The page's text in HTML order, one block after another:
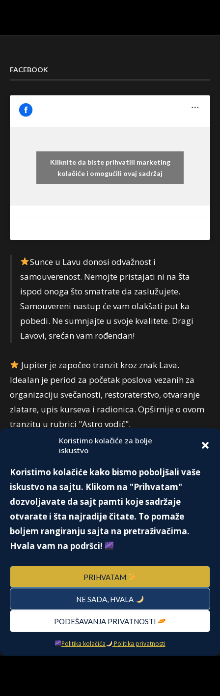
Koristimo kolačiće za bolje
iskustvo
Koristimo kolačiće kako bismo poboljšali vaše
iskustvo na sajtu. Klikom na "Prihvatam"
dozvoljavate da sajt pamti koje sadržaje
otvarate i šta najradije čitate. To pomaže
boljem rangiranju sajta na pretraživačima.
Hvala vam na podršci!
PRIHVATAM
NE SADA, HVALA
PODEŠAVANJA PRIVATNOSTI
Politika kolačića Politika privatnosti
FACEBOOK
Facebook
Kliknite da biste prihvatili marketing
kolačiće i omogućili ovaj sadržaj
Sunce u Lavu donosi odvažnost i
samouverenost. Nemojte pristajati ni na šta
ispod onoga što smatrate da zaslužujete.
Samouvereni nastup će vam olakšati put ka
pobedi. Ne sumnjajte u svoje kvalitete. Dragi
Lavovi, srećan vam rođendan!
Jupiter je započeo tranzit kroz znak Lava.
Idealan je period za početak poslova vezanih za
organizaciju svečanosti, restoraterstvo, otvaranje
zlatare, upis kurseva i radionica. Opširnije o ovom
tranzitu u rubrici "Astro vodič".
15. Novembra 2021.
POKAZATELJ PRESTIŽA – BLISTAVO
BELI ZUBI
SATURN IN PISCES FROM 07.03.2023
UNTIL 25.05.2025
26. Februara 2023.